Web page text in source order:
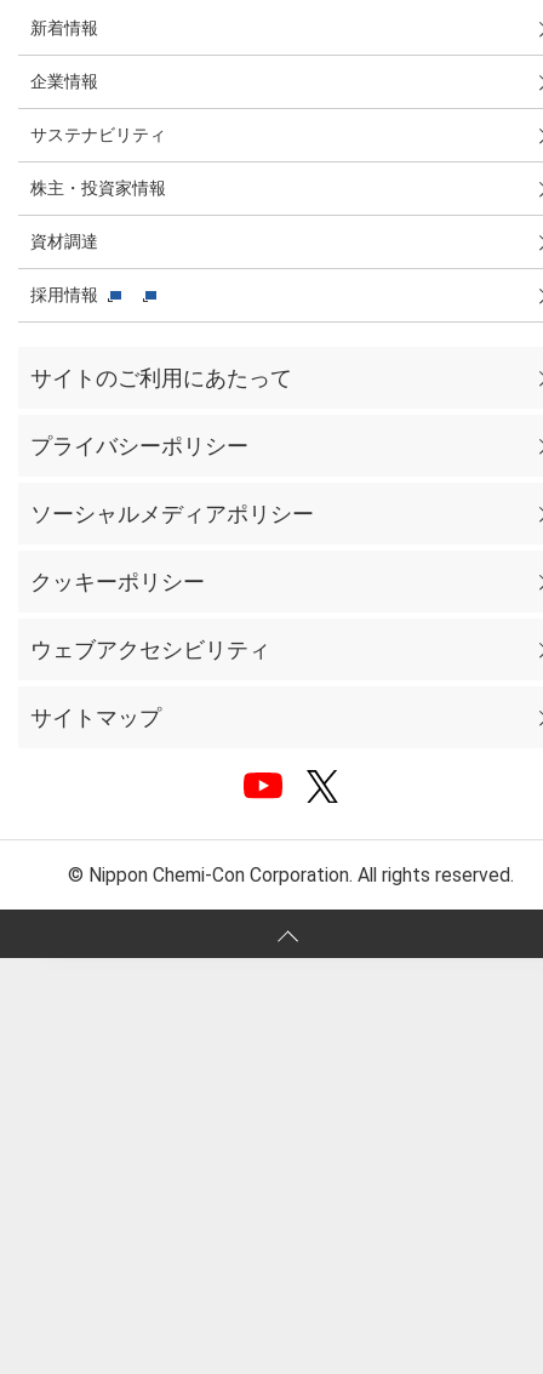
新着情報
企業情報
サステナビリティ
株主・投資家情報
資材調達
採用情報
サイトのご利用にあたって
プライバシーポリシー
ソーシャルメディアポリシー
クッキーポリシー
ウェブアクセシビリティ
サイトマップ
© Nippon Chemi-Con Corporation. All rights reserved.